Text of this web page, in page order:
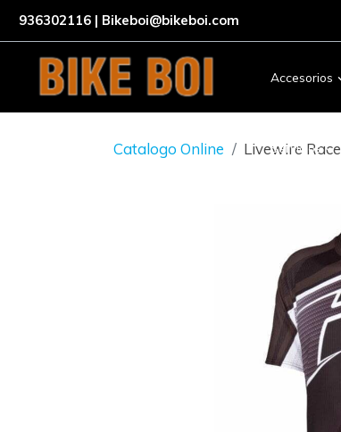
936302116 | Bikeboi@bikeboi.com
Accesorios
Servicios
Catalogo Online Livewire Race